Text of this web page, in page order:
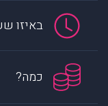
באיזו
כמה?